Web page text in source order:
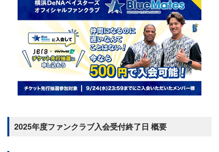
2025年度ファンクラブ入会受付終了日 概要